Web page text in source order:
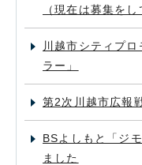
（現在は募集をし
川越市シティプ
ラー」
第2次川越市広報
BSよしもと「ジ
ました